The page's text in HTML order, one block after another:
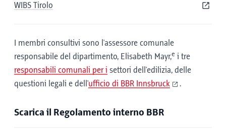
WIBS Tirolo
I membri consultivi sono l'assessore comunale
responsabile del dipartimento, Elisabeth Mayr,e i tre
responsabili comunali per i settori dell'edilizia, delle
questioni legali e dell'ufficio di BBR Innsbruck .
Scarica il Regolamento interno BBR